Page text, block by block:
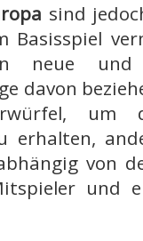
sind
Basisspiel
neue und
davon
um
erhalten,
von
und